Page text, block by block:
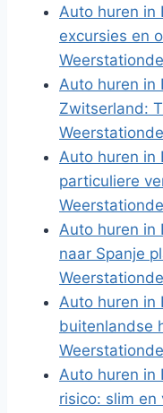
Auto huren in
excursies en
Auto huren in
Zwitserland:
Auto huren in
particuliere
Auto huren in
naar Spanje
Auto huren in
buitenlandse
Auto huren in
risico: slim en